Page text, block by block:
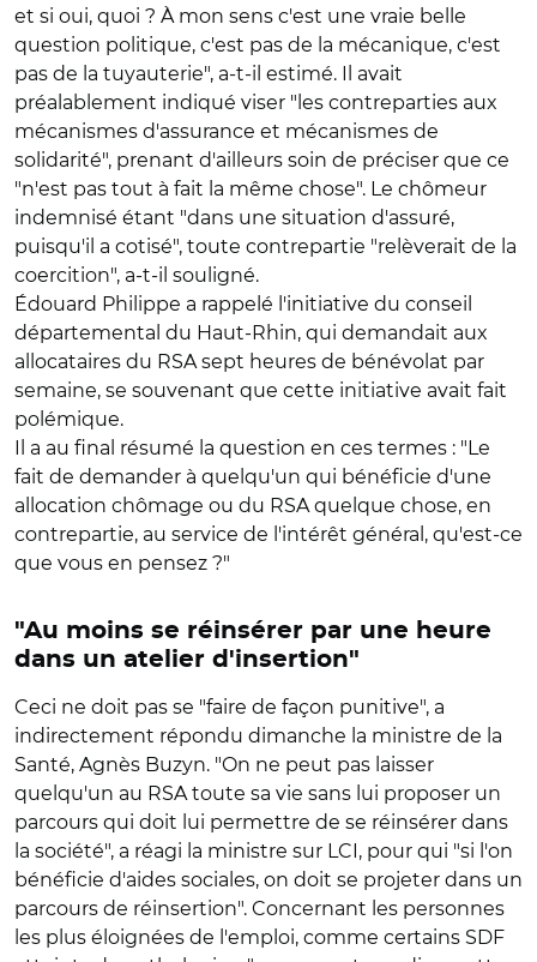
et si oui, quoi ? À mon sens c'est une vraie belle
question politique, c'est pas de la mécanique, c'est
pas de la tuyauterie", a-t-il estimé. Il avait
préalablement indiqué viser "les contreparties aux
mécanismes d'assurance et mécanismes de
solidarité", prenant d'ailleurs soin de préciser que ce
"n'est pas tout à fait la même chose". Le chômeur
indemnisé étant "dans une situation d'assuré,
puisqu'il a cotisé", toute contrepartie "relèverait de la
coercition", a-t-il souligné.
Édouard Philippe a rappelé l'initiative du conseil
départemental du Haut-Rhin, qui demandait aux
allocataires du RSA sept heures de bénévolat par
semaine, se souvenant que cette initiative avait fait
polémique.
Il a au final résumé la question en ces termes : "Le
fait de demander à quelqu'un qui bénéficie d'une
allocation chômage ou du RSA quelque chose, en
contrepartie, au service de l'intérêt général, qu'est-ce
que vous en pensez ?"
"Au moins se réinsérer par une heure
dans un atelier d'insertion"
Ceci ne doit pas se "faire de façon punitive", a
indirectement répondu dimanche la ministre de la
Santé, Agnès Buzyn. "On ne peut pas laisser
quelqu'un au RSA toute sa vie sans lui proposer un
parcours qui doit lui permettre de se réinsérer dans
la société", a réagi la ministre sur LCI, pour qui "si l'on
bénéficie d'aides sociales, on doit se projeter dans un
parcours de réinsertion". Concernant les personnes
les plus éloignées de l'emploi, comme certains SDF